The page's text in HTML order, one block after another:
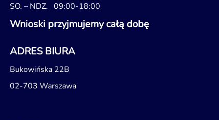
SO. – NDZ. 09:00-18:00
Wnioski przyjmujemy całą dobę
ADRES BIURA
Bukowińska 22B
02-703 Warszawa